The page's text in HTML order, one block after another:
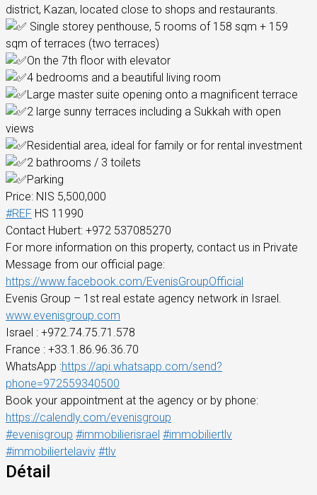
district, Kazan, located close to shops and restaurants.
Single storey penthouse, 5 rooms of 158 sqm + 159
sqm of terraces (two terraces)
On the 7th floor with elevator
4 bedrooms and a beautiful living room
Large master suite opening onto a magnificent terrace
2 large sunny terraces including a Sukkah with open
views
Residential area, ideal for family or for rental investment
2 bathrooms / 3 toilets
Parking
Price: NIS 5,500,000
#REF HS 11990
Contact Hubert: +972 537085270
For more information on this property, contact us in Private
Message from our official page:
https://www.facebook.com/EvenisGroupOfficial
Evenis Group – 1st real estate agency network in Israel.
www.evenisgroup.com
Israel : +972.74.75.71.578
France : +33.1.86.96.36.70
WhatsApp :https://api.whatsapp.com/send?
phone=972559340500
Book your appointment at the agency or by phone:
https://calendly.com/evenisgroup
#evenisgroup #immobilierisrael #immobiliertlv
#immobiliertelaviv #tlv
Détail